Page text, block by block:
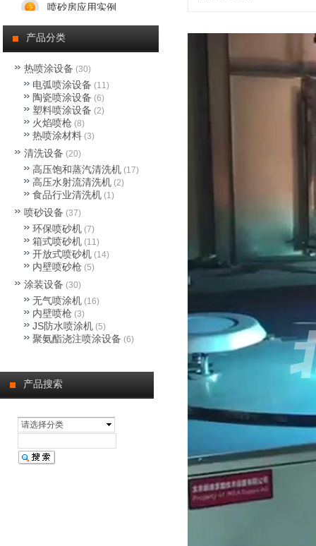
产品搜索
请选择分类
产品分类
热喷涂设备 (30)
电弧喷涂设备 (11)
陶瓷喷涂设备 (6)
塑料喷涂设备 (2)
火焰喷枪 (8)
热喷涂材料 (3)
清洗设备 (20)
高压饱和蒸汽清洗机 (17)
高压水射流清洗机 (2)
食品行业清洗机 (1)
喷砂设备 (37)
环保喷砂机 (7)
箱式喷砂机 (11)
开放式喷砂机 (14)
内壁喷砂枪 (5)
涂装设备 (30)
无气喷涂机 (16)
内壁喷枪 (3)
JS防水喷涂机 (5)
聚氨酯浇注喷涂设备 (6)
喷砂房应用实例
公司新闻
行业动态
热喷涂技术